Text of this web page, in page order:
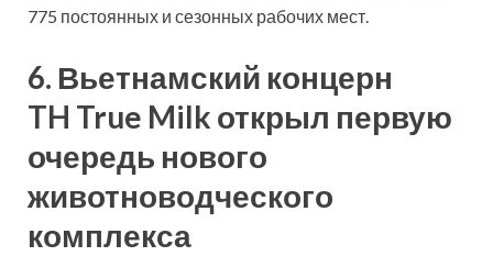
775 постоянных и сезонных рабочих мест.
6. Вьетнамский концерн
TH True Milk открыл первую
очередь нового
животноводческого
комплекса